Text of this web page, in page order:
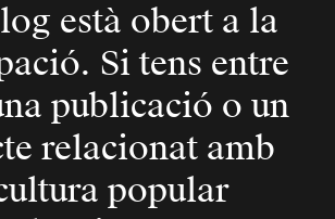
està obert a la
Si tens entre
publicació o un
relacionat amb
popular